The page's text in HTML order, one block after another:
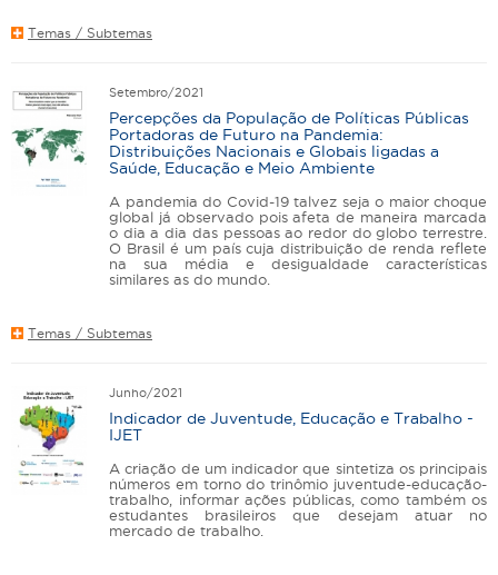
Temas / Subtemas
Setembro/2021
Percepções da População de Políticas Públicas
Portadoras de Futuro na Pandemia:
Distribuições Nacionais e Globais ligadas a
Saúde, Educação e Meio Ambiente
A pandemia do Covid-19 talvez seja o maior choque
global já observado pois afeta de maneira marcada
o dia a dia das pessoas ao redor do globo terrestre.
O Brasil é um país cuja distribuição de renda reflete
na sua média e desigualdade características
similares as do mundo.
Temas / Subtemas
Junho/2021
Indicador de Juventude, Educação e Trabalho -
IJET
A criação de um indicador que sintetiza os principais
números em torno do trinômio juventude-educação-
trabalho, informar ações públicas, como também os
estudantes brasileiros que desejam atuar no
mercado de trabalho.